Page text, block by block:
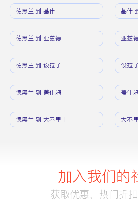
德黑兰 到 基什 基什
德黑兰 到 亚兹德 亚兹
德黑兰 到 设拉子 设拉
德黑兰 到 盖什姆 盖什
德黑兰 到 大不里士 大不
加入我们的
获取优惠、热门折